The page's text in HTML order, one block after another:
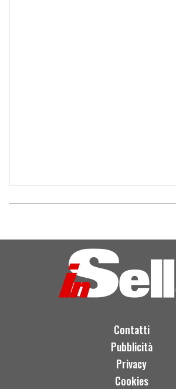
Contatti
Pubblicità
Privacy
Cookies